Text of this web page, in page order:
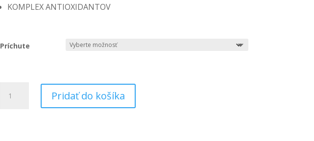
KOMPLEX ANTIOXIDANTOV
Príchute
Hot
Pridať do košíka